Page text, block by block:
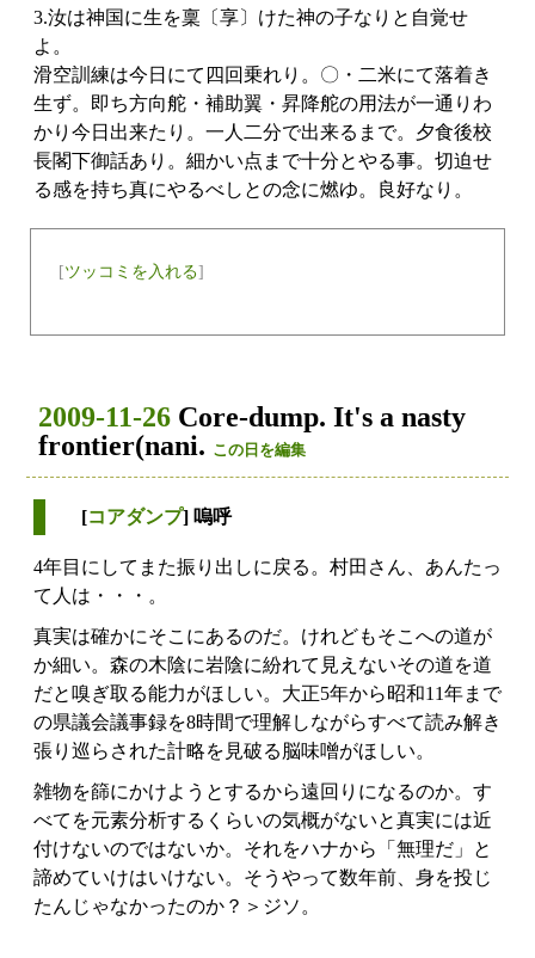
3.汝は神国に生を稟〔享〕けた神の子なりと自覚せ
よ。
滑空訓練は今日にて四回乗れり。〇・二米にて落着き
生ず。即ち方向舵・補助翼・昇降舵の用法が一通りわ
かり今日出来たり。一人二分で出来るまで。夕食後校
長閣下御話あり。細かい点まで十分とやる事。切迫せ
る感を持ち真にやるべしとの念に燃ゆ。良好なり。
[ツッコミを入れる]
2009-11-26 Core-dump. It's a nasty
frontier(nani. この日を編集
[コアダンプ] 嗚呼
4年目にしてまた振り出しに戻る。村田さん、あんたっ
て人は・・・。
真実は確かにそこにあるのだ。けれどもそこへの道が
か細い。森の木陰に岩陰に紛れて見えないその道を道
だと嗅ぎ取る能力がほしい。大正5年から昭和11年まで
の県議会議事録を8時間で理解しながらすべて読み解き
張り巡らされた計略を見破る脳味噌がほしい。
雑物を篩にかけようとするから遠回りになるのか。す
べてを元素分析するくらいの気概がないと真実には近
付けないのではないか。それをハナから「無理だ」と
諦めていけはいけない。そうやって数年前、身を投じ
たんじゃなかったのか？＞ジソ。